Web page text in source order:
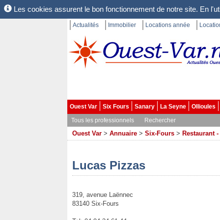
Les cookies assurent le bon fonctionnement de notre site. En
Actualités Immobilier Locations année
Ouest Var Six Fours Sanary La Seyne Ollioules
Tous les professionnels
Rechercher
Ouest Var > Annuaire > Six-Fours > Restaurant
Lucas Pizzas
319, avenue Laënnec
83140 Six-Fours